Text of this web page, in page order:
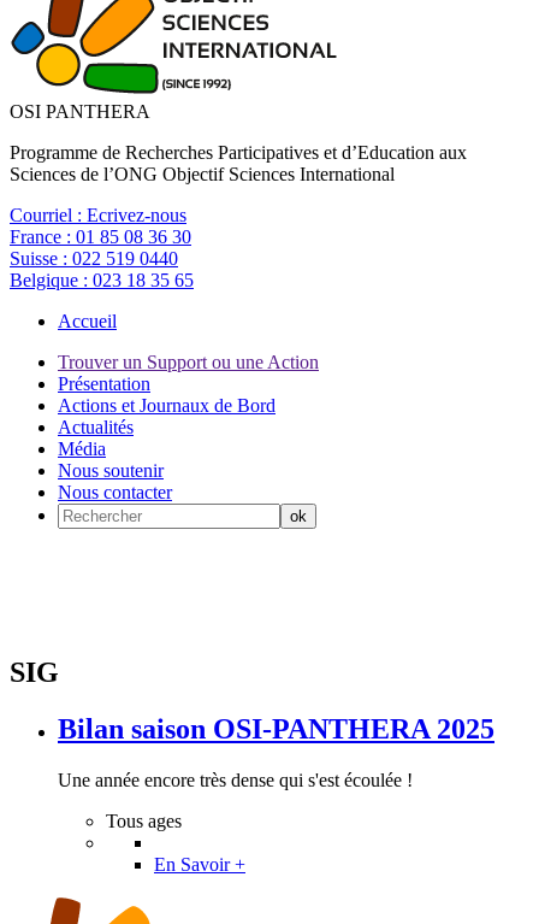
OSI PANTHERA
Programme de Recherches Participatives et d’Education aux
Sciences de l’ONG Objectif Sciences International
Courriel : Ecrivez-nous
France : 01 85 08 36 30
Suisse : 022 519 0440
Belgique : 023 18 35 65
Accueil
Trouver un Support ou une Action
Présentation
Actions et Journaux de Bord
Actualités
Média
Nous soutenir
Nous contacter
SIG
Bilan saison OSI-PANTHERA 2025
Une année encore très dense qui s'est écoulée !
Tous ages
En Savoir +